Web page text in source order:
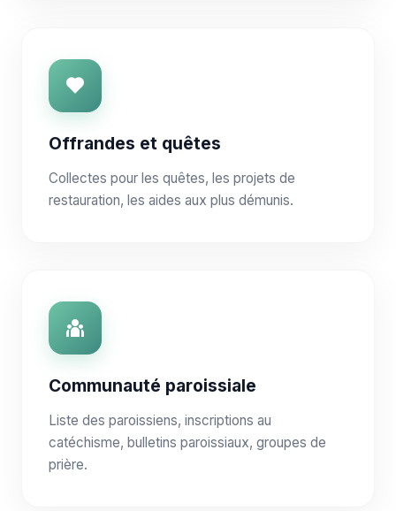
Offrandes et quêtes
Collectes pour les quêtes, les projets de
restauration, les aides aux plus démunis.
Communauté paroissiale
Liste des paroissiens, inscriptions au
catéchisme, bulletins paroissiaux, groupes de
prière.